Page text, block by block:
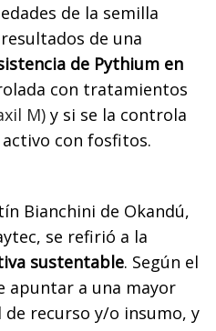
de la semilla
de una
de Pythium en
con tratamientos
M) y si se la controla
con fosfitos.
Bianchini de Okandú,
se refirió a la
sustentable. Según el
apuntar a una mayor
recurso y/o insumo, y